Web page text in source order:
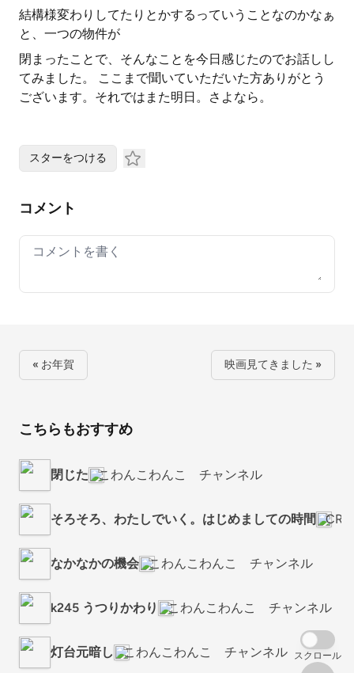
結構様変わりしてたりとかするっていうことなのかなぁ
と、一つの物件が
閉まったことで、そんなことを今日感じたのでお話しし
てみました。 ここまで聞いていただいた方ありがとう
ございます。それではまた明日。さよなら。
スターをつける
コメント
Your comment
« お年賀 映画見てきました »
こちらもおすすめ
閉じた こわんこわんこ チャンネル
そろそろ、わたしでいく。はじめましての時間
なかなかの機会 こわんこわんこ チャンネル
k245 うつりかわり こわんこわんこ チャンネル
灯台元暗し こわんこわんこ チャンネル スクロール